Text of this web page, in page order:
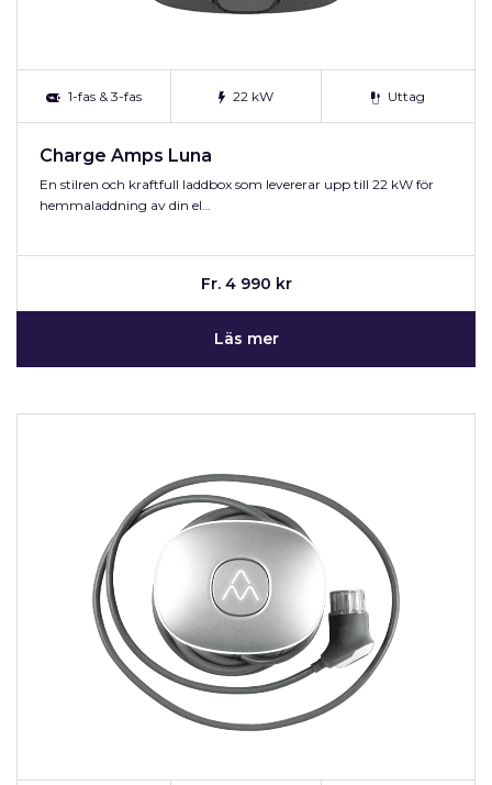
1-fas & 3-fas 22 kW Uttag
Charge Amps Luna
En stilren och kraftfull laddbox som levererar upp till 22 kW för
hemmaladdning av din el…
Fr. 4 990 kr
Läs mer